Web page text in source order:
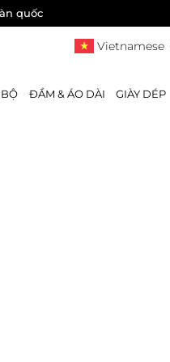
quốc
Vietnamese
BỘ ĐẦM & ÁO DÀI GIÀY DÉP